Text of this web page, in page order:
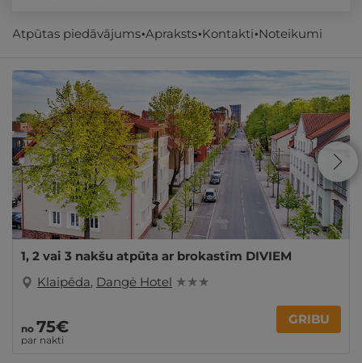
Atpūtas piedāvājums Apraksts Kontakti Noteikumi
Līdzīgi atpūtas piedāvājumi
1, 2 vai 3 nakšu atpūta ar brokastīm DIVIEM
Klaipēda, Dangė Hotel ★ ★ ★
no 75€
par nakti
GRIBU